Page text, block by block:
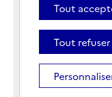
- BP 9 001
60140 -
Téléphone :
03 44 73 02 27
Contact
Contact
Site Internet
Site internet non
Tout
Tout refuser